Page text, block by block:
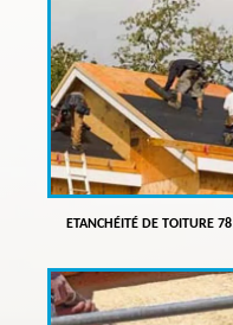
ETANCHÉITÉ DE TOITURE 78